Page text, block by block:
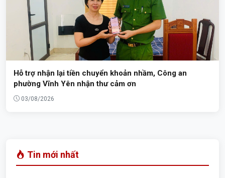
Hỗ trợ nhận lại tiền chuyển khoản nhầm, Công an
phường Vĩnh Yên nhận thư cảm ơn
03/08/2026
Tin mới nhất